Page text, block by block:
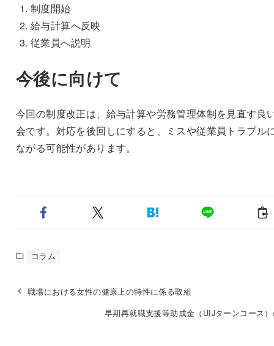
制度開始
給与計算へ反映
従業員へ説明
今後に向けて
今回の制度改正は、給与計算や労務管理体制を見直す良
会です。対応を後回しにすると、ミスや従業員トラブル
ながる可能性があります。
コラム
職場における女性の健康上の特性に係る取組
早期再就職支援等助成金（UIJターンコース